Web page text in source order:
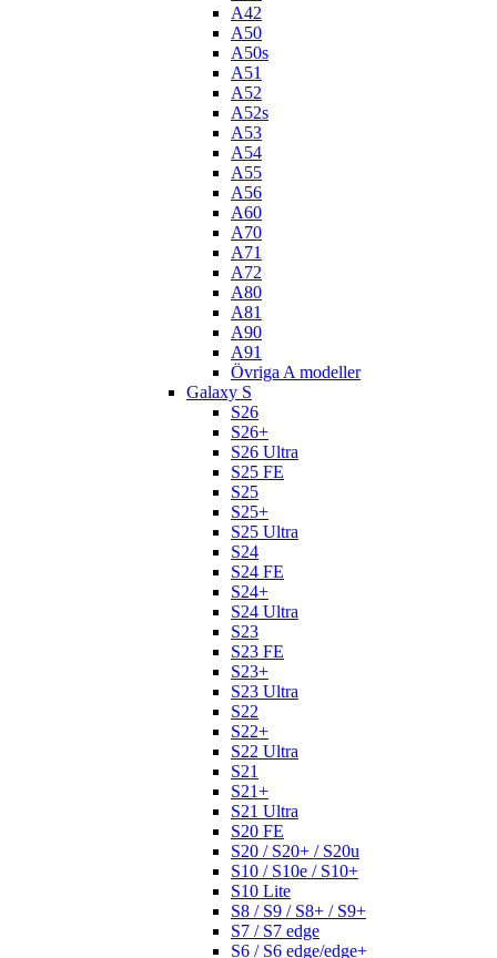
A42
A50
A50s
A51
A52
A52s
A53
A54
A55
A56
A60
A70
A71
A72
A80
A81
A90
A91
Övriga A modeller
Galaxy S
S26
S26+
S26 Ultra
S25 FE
S25
S25+
S25 Ultra
S24
S24 FE
S24+
S24 Ultra
S23
S23 FE
S23+
S23 Ultra
S22
S22+
S22 Ultra
S21
S21+
S21 Ultra
S20 FE
S20 / S20+ / S20u
S10 / S10e / S10+
S10 Lite
S8 / S9 / S8+ / S9+
S7 / S7 edge
S6 / S6 edge/edge+